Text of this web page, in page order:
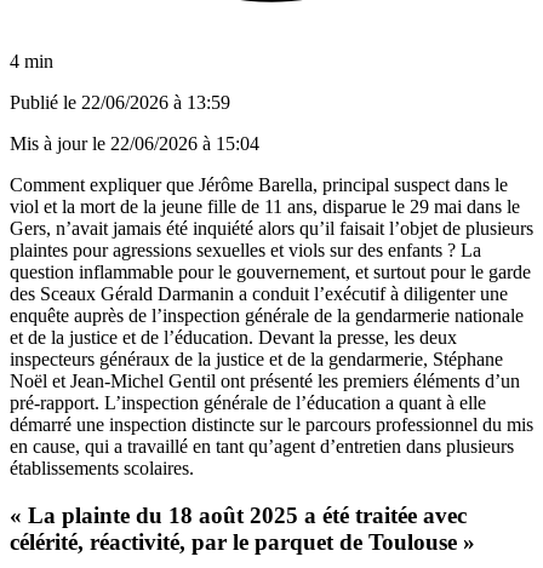
4 min
Publié le 22/06/2026 à 13:59
Mis à jour le 22/06/2026 à 15:04
Comment expliquer que Jérôme Barella, principal suspect dans le
viol et la mort de la jeune fille de 11 ans, disparue le 29 mai dans le
Gers, n’avait jamais été inquiété alors qu’il faisait l’objet de plusieurs
plaintes pour agressions sexuelles et viols sur des enfants ? La
question inflammable pour le gouvernement, et surtout pour le garde
des Sceaux Gérald Darmanin a conduit l’exécutif à diligenter une
enquête auprès de l’inspection générale de la gendarmerie nationale
et de la justice et de l’éducation. Devant la presse, les deux
inspecteurs généraux de la justice et de la gendarmerie, Stéphane
Noël et Jean-Michel Gentil ont présenté les premiers éléments d’un
pré-rapport. L’inspection générale de l’éducation a quant à elle
démarré une inspection distincte sur le parcours professionnel du mis
en cause, qui a travaillé en tant qu’agent d’entretien dans plusieurs
établissements scolaires.
« La plainte du 18 août 2025 a été traitée avec
célérité, réactivité, par le parquet de Toulouse »